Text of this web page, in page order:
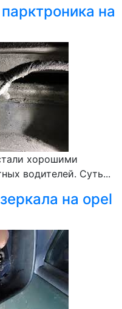
на
хорошими
водителей. Суть...
на opel